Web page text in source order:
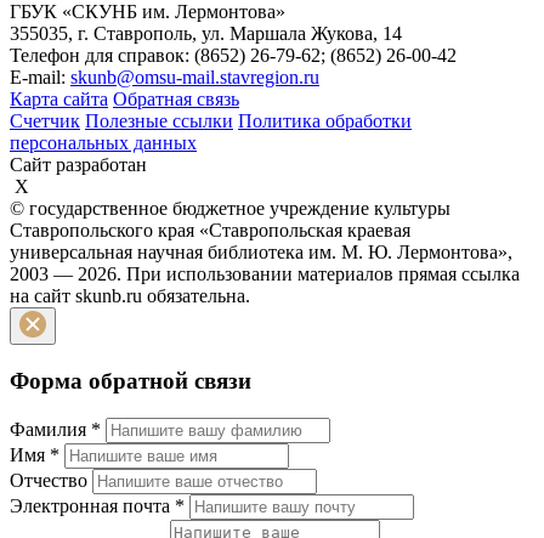
ГБУК «СКУНБ им. Лермонтова»
355035, г. Ставрополь, ул. Маршала Жукова, 14
Телефон для справок: (8652) 26-79-62; (8652) 26-00-42
E-mail: skunb@omsu-mail.stavregion.ru
Карта сайта Обратная связь
Счетчик Полезные ссылки Политика обработки
персональных данных
Сайт разработан
X
© государственное бюджетное учреждение культуры
Ставропольского края «Ставропольская краевая
универсальная научная библиотека им. М. Ю. Лермонтова»,
2003 — 2026. При использовании материалов прямая ссылка
на сайт skunb.ru обязательна.
Форма обратной связи
Фамилия *
Имя *
Отчество
Электронная почта *